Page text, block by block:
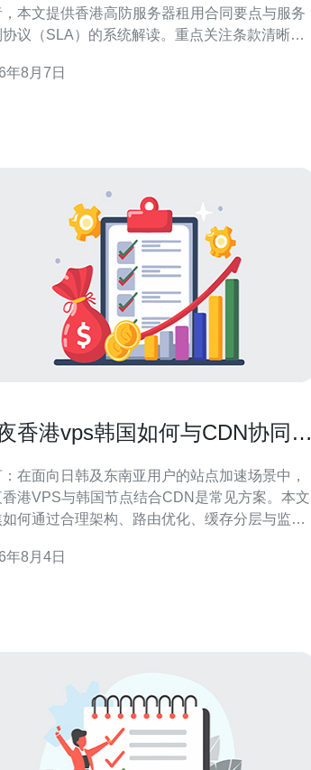
本文提供香港高防服务器租用合同要点与服务
议（SLA）的系统解读。重点关注条款清晰
营风险并优化供应商管理流程。 合同主体与法
年8月7日
香港vps韩国如何与CDN协同提
：在面向日韩及东南亚用户的站点加速场景中，
港VPS与韩国节点结合CDN是常见方案。本文
何通过合理架构、路由优化、缓存分层与监控
出可落地的实施方向与注意事项，适配站长与
年8月4日